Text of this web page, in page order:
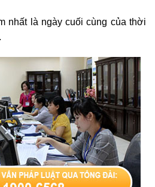
nhất là ngày cuối cùng của thời